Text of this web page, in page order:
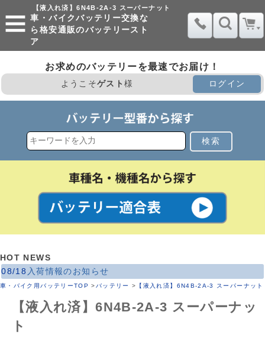
【液入れ済】6N4B-2A-3 スーパーナット
車・バイクバッテリー交換な
ら格安通販のバッテリースト
ア
お求めのバッテリーを最速でお届け！
ようこそゲスト様 ログイン
検索
HOT NEWS
08/18 入荷情報のお知らせ
車・バイク用バッテリーTOP >バッテリー > 【液入れ済】6N4B-2A-3 スーパーナット
【液入れ済】6N4B-2A-3 スーパーナッ
ト